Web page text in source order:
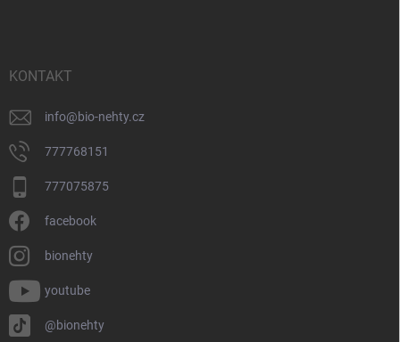
KONTAKT
info@bio-nehty.cz
777768151
777075875
facebook
bionehty
youtube
@bionehty